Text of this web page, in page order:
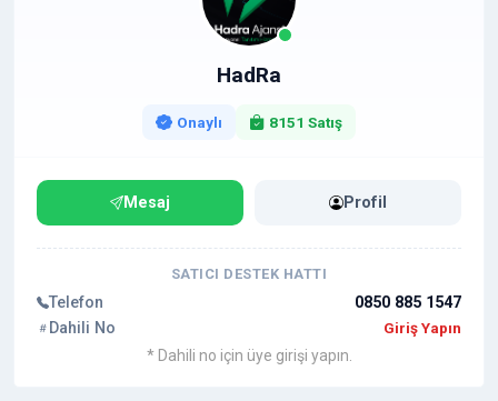
HadRa
Onaylı 8151 Satış
Mesaj Profil
SATICI DESTEK HATTI
Telefon
0850 885 1547
Dahili No
Giriş Yapın
* Dahili no için üye girişi yapın.